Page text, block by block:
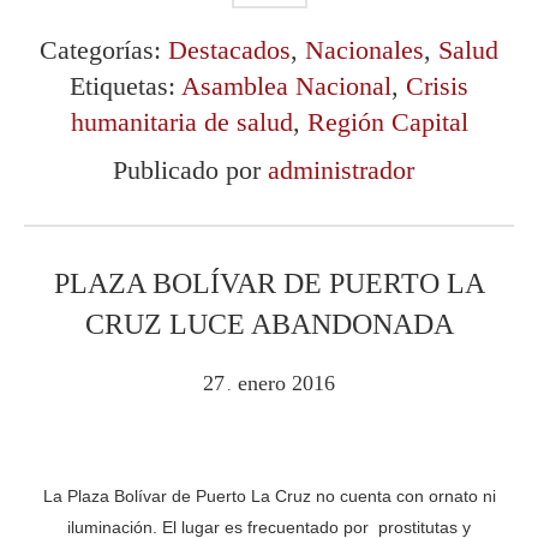
Categorías: Destacados, Nacionales, Salud
Etiquetas: Asamblea Nacional, Crisis
humanitaria de salud, Región Capital
Publicado por administrador
PLAZA BOLÍVAR DE PUERTO LA
CRUZ LUCE ABANDONADA
27 . enero 2016
La Plaza Bolívar de Puerto La Cruz no cuenta con ornato ni
iluminación. El lugar es frecuentado por prostitutas y